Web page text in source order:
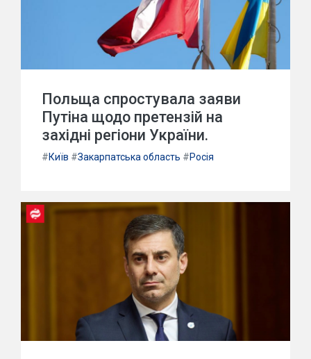
Польща спростувала заяви
Путіна щодо претензій на
західні регіони України.
#Київ #Закарпатська область #Росія